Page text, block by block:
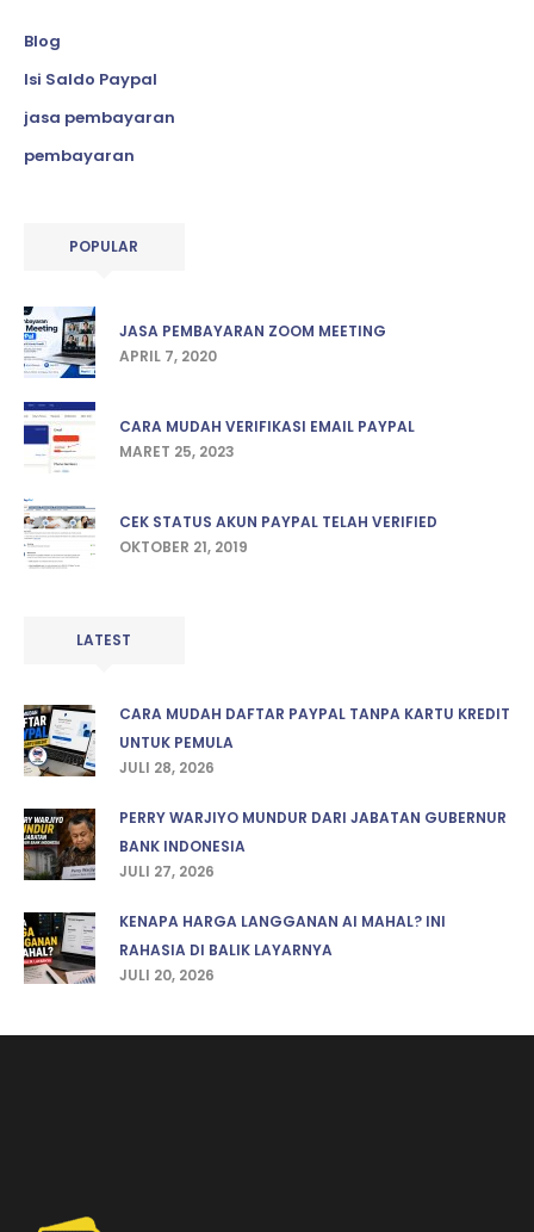
Blog
Isi Saldo Paypal
jasa pembayaran
pembayaran
POPULAR
JASA PEMBAYARAN ZOOM MEETING
APRIL 7, 2020
CARA MUDAH VERIFIKASI EMAIL PAYPAL
MARET 25, 2023
CEK STATUS AKUN PAYPAL TELAH VERIFIED
OKTOBER 21, 2019
LATEST
CARA MUDAH DAFTAR PAYPAL TANPA KARTU KREDIT
UNTUK PEMULA
JULI 28, 2026
PERRY WARJIYO MUNDUR DARI JABATAN GUBERNUR
BANK INDONESIA
JULI 27, 2026
KENAPA HARGA LANGGANAN AI MAHAL? INI
RAHASIA DI BALIK LAYARNYA
JULI 20, 2026